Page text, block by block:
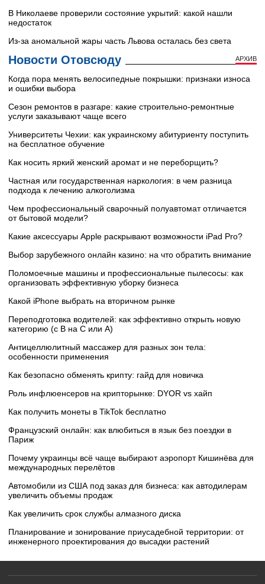
В Николаеве проверили состояние укрытий: какой нашли
недостаток
Из-за аномальной жары часть Львова осталась без света
Новости Отовсюду АРХИВ
Когда пора менять велосипедные покрышки: признаки износа
и ошибки выбора
Сезон ремонтов в разгаре: какие строительно-ремонтные
услуги заказывают чаще всего
Университеты Чехии: как украинскому абитуриенту поступить
на бесплатное обучение
Как носить яркий женский аромат и не переборщить?
Частная или государственная наркология: в чем разница
подхода к лечению алкоголизма
Чем профессиональный сварочный полуавтомат отличается
от бытовой модели?
Какие аксессуары Apple раскрывают возможности iPad Pro?
Выбор зарубежного онлайн казино: на что обратить внимание
Поломоечные машины и профессиональные пылесосы: как
организовать эффективную уборку бизнеса
Какой iPhone выбрать на вторичном рынке
Переподготовка водителей: как эффективно открыть новую
категорию (с B на C или А)
Антицеллюлитный массажер для разных зон тела:
особенности применения
Как безопасно обменять крипту: гайд для новичка
Роль инфлюенсеров на крипторынке: DYOR vs хайп
Как получить монеты в TikTok бесплатно
Французский онлайн: как влюбиться в язык без поездки в
Париж
Почему украинцы всё чаще выбирают аэропорт Кишинёва для
международных перелётов
Автомобили из США под заказ для бизнеса: как автодилерам
увеличить объемы продаж
Как увеличить срок службы алмазного диска
Планирование и зонирование приусадебной территории: от
инженерного проектирования до высадки растений